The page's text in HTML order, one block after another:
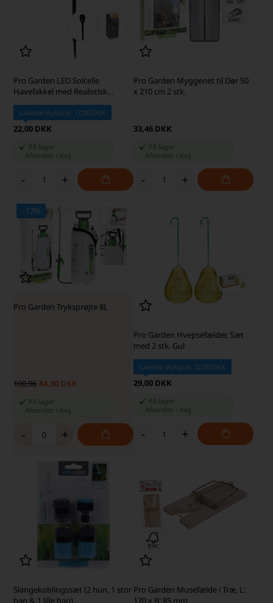
Pro Garden LED Solcelle
Havefakkel med Realistisk
Laveste stykpris: 17,00 DKK
22,00 DKK
På lager
Afsendes i dag
- +
Pro Garden Myggenet til Dør 50
x 210 cm 2 stk.
33,46 DKK
På lager
Afsendes i dag
- +
- 17%
Pro Garden Tryksprøjte 8L
100,96 84,00 DKK
På lager
-Afsendes i dag
- +
Pro Garden Hvepsefælder, Sæt
med 2 stk. Gul
Laveste stykpris: 22,00 DKK
29,00 DKK
På lager
Afsendes i dag
- +
Slangekoblingssæt (2 hun, 1 stor
han & 1 lille han)
Pro Garden Musefælde i Træ, L:
170 x B: 85 mm